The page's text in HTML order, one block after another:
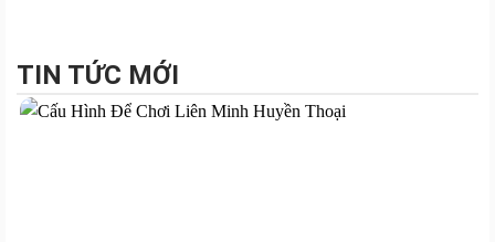
chuột còn có khả năng hoạt động trên hầu hết các bề
TIN TỨC MỚI